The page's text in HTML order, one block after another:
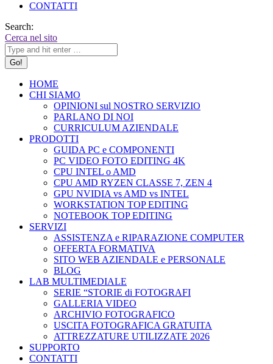
CONTATTI
Search:
Cerca nel sito
HOME
CHI SIAMO
OPINIONI sul NOSTRO SERVIZIO
PARLANO DI NOI
CURRICULUM AZIENDALE
PRODOTTI
GUIDA PC e COMPONENTI
PC VIDEO FOTO EDITING 4K
CPU INTEL o AMD
CPU AMD RYZEN CLASSE 7, ZEN 4
GPU NVIDIA vs AMD vs INTEL
WORKSTATION TOP EDITING
NOTEBOOK TOP EDITING
SERVIZI
ASSISTENZA e RIPARAZIONE COMPUTER
OFFERTA FORMATIVA
SITO WEB AZIENDALE e PERSONALE
BLOG
LAB MULTIMEDIALE
SERIE “STORIE di FOTOGRAFI
GALLERIA VIDEO
ARCHIVIO FOTOGRAFICO
USCITA FOTOGRAFICA GRATUITA
ATTREZZATURE UTILIZZATE 2026
SUPPORTO
CONTATTI